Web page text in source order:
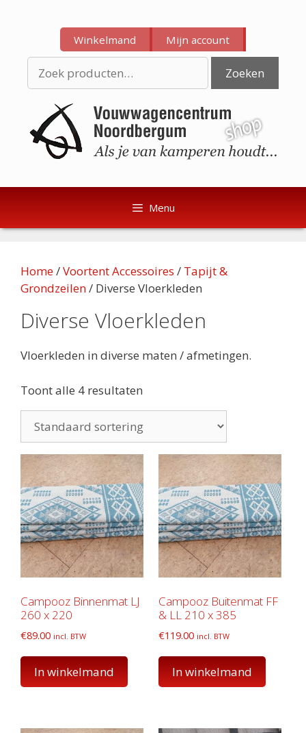
inhoud
inhoud
Winkelmand Mijn account
naar:
Zoeken
Menu
Home/Voortent Accessoires / Tapijt &
Grondzeilen/ Diverse Vloerkleden
Diverse Vloerkleden
Vloerkleden in diverse maten / afmetingen.
Toont alle 4 resultaten
Campooz Binnenmat LJ
260 x 220
€89.00 incl. BTW
In winkelmand
Campooz Buitenmat FF
& LL 210 x 385
€119.00 incl. BTW
In winkelmand